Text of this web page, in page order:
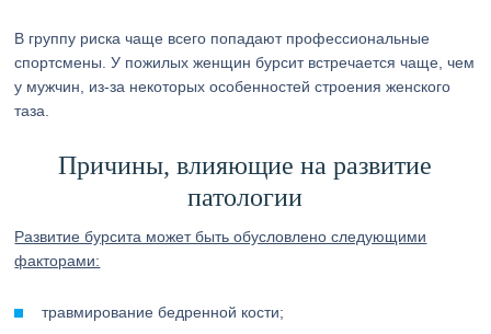
В группу риска чаще всего попадают профессиональные
спортсмены. У пожилых женщин бурсит встречается чаще, чем
у мужчин, из-за некоторых особенностей строения женского
таза.
Причины, влияющие на развитие
патологии
Развитие бурсита может быть обусловлено следующими
факторами:
травмирование бедренной кости;